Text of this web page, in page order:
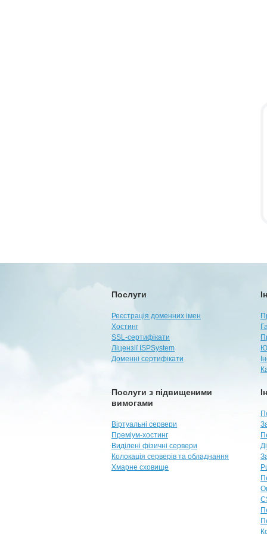
Послуги
Реєстрація доменних імен
Хостинг
SSL-сертифікати
Ліцензії ISPSystem
Доменні сертифікати
Послуги з підвищеними
вимогами
Віртуальні сервери
Преміум-хостинг
Виділені фізичні сервери
Колокація серверів та обладнання
Хмарне сховище